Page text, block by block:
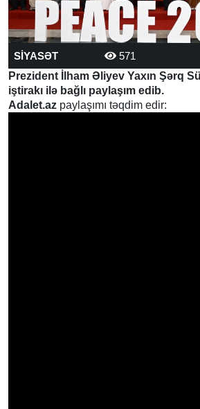
SİYASƏT 571
Prezident İlham Əliyev Yaxın Şərq
iştirakı ilə bağlı paylaşım edib.
Adalet.az paylaşımı təqdim edir: